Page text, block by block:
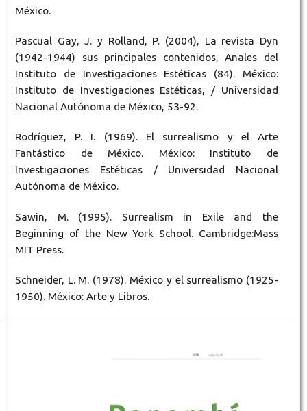
México.
Pascual Gay, J. y Rolland, P. (2004), La revista Dyn
(1942-1944) sus principales contenidos, Anales del
Instituto de Investigaciones Estéticas (84). México:
Instituto de Investigaciones Estéticas, / Universidad
Nacional Autónoma de México, 53-92.
Rodríguez, P. I. (1969). El surrealismo y el Arte
Fantástico de México. México: Instituto de
Investigaciones Estéticas / Universidad Nacional
Autónoma de México.
Sawin, M. (1995). Surrealism in Exile and the
Beginning of the New York School. Cambridge:Mass
MIT Press.
Schneider, L. M. (1978). México y el surrealismo (1925-
1950). México: Arte y Libros.